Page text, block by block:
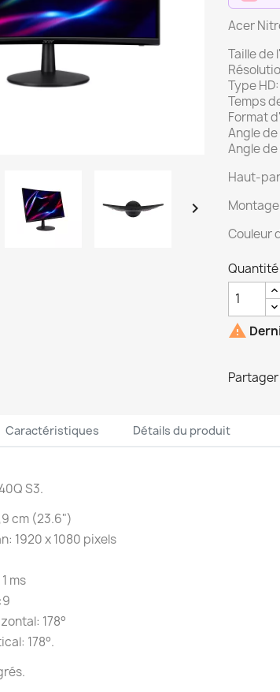

Acer
Taille de
Type
Temps
Format
Angle
Angle de
Haut-
Montage
Couleur
Quantité

Partager
Caractéristiques Détails du produit
S3.
cm (23.6")
1920 x 1080 pixels
ms
178°
178°.